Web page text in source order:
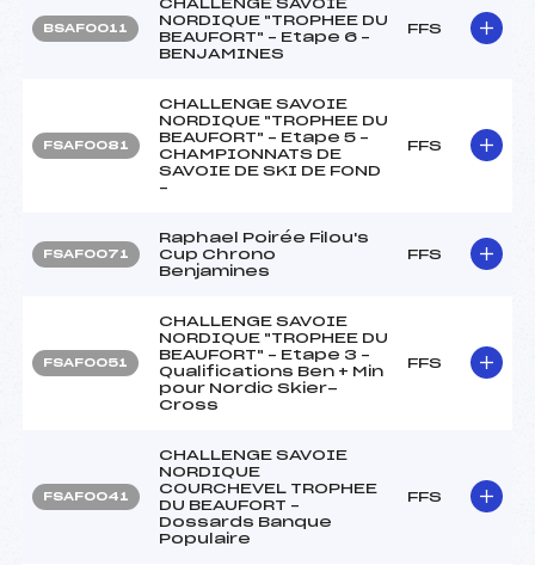
BSAF0011
CHALLENGE SAVOIE
NORDIQUE "TROPHEE DU
BEAUFORT" – Etape 6 –
BENJAMINES
FFS
FSAF0081
CHALLENGE SAVOIE
NORDIQUE "TROPHEE DU
BEAUFORT" – Etape 5 –
CHAMPIONNATS DE
SAVOIE DE SKI DE FOND
–
FFS
FSAF0071
Raphael Poirée Filou's
Cup Chrono
Benjamines
FFS
FSAF0051
CHALLENGE SAVOIE
NORDIQUE "TROPHEE DU
BEAUFORT" – Etape 3 –
Qualifications Ben + Min
pour Nordic Skier-
Cross
FFS
FSAF0041
CHALLENGE SAVOIE
NORDIQUE
COURCHEVEL TROPHEE
DU BEAUFORT –
Dossards Banque
Populaire
FFS